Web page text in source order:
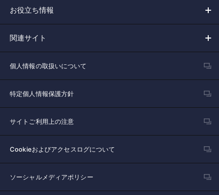
お役立ち情報
関連サイト
個人情報の取扱いについて
特定個人情報保護方針
サイトご利用上の注意
Cookieおよびアクセスログについて
ソーシャルメディアポリシー